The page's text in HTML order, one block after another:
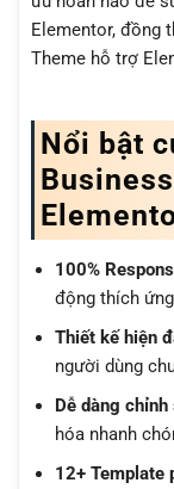
Elementor, đồng
Theme hỗ trợ
Nổi bật
100%
động thích
Thiết kế hiện
người dùng
Dễ dàng
hóa nhanh
12+ Template